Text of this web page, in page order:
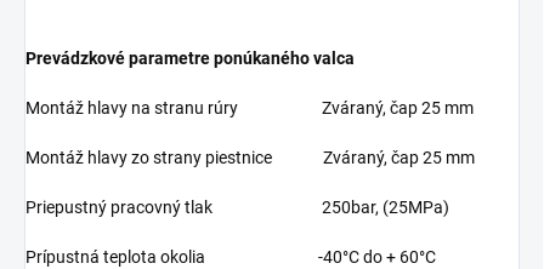
Prevádzkové parametre ponúkaného valca
Montáž hlavy na stranu rúry Zváraný, čap 25 mm
Montáž hlavy zo strany piestnice Zváraný, čap 25 mm
Priepustný pracovný tlak 250bar, (25MPa)
Prípustná teplota okolia -40°C do + 60°C